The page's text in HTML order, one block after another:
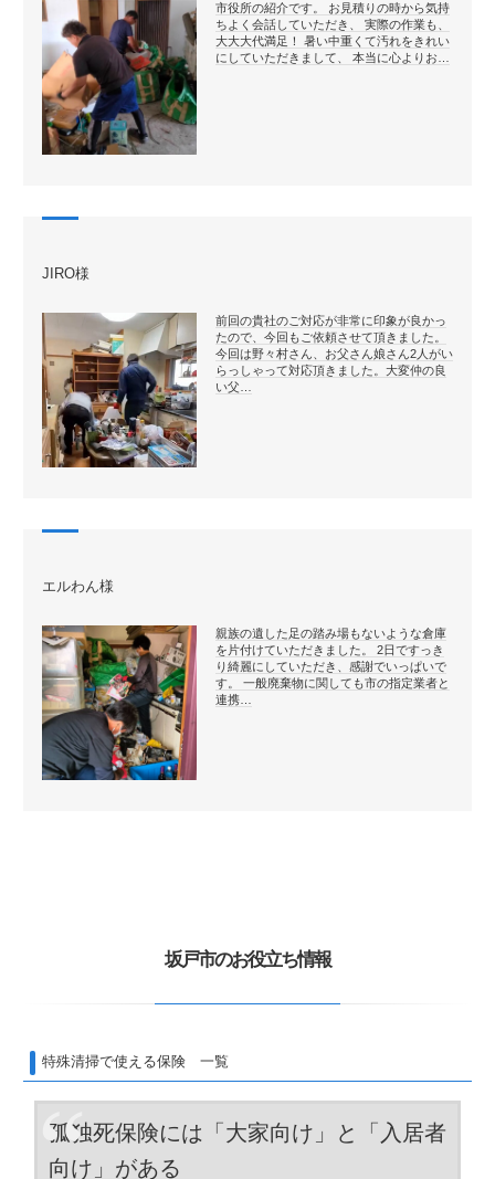
市役所の紹介です。 お見積りの時から気持
ちよく会話していただき、 実際の作業も、
大大大代満足！ 暑い中重くて汚れをきれい
にしていただきまして、 本当に心よりお…
JIRO様
前回の貴社のご対応が非常に印象が良かっ
たので、今回もご依頼させて頂きました。
今回は野々村さん、お父さん娘さん2人がい
らっしゃって対応頂きました。大変仲の良
い父…
エルわん様
親族の遺した足の踏み場もないような倉庫
を片付けていただきました。 2日ですっき
り綺麗にしていただき、感謝でいっぱいで
す。 一般廃棄物に関しても市の指定業者と
連携…
坂戸市のお役立ち情報
特殊清掃で使える保険 一覧
孤独死保険には「大家向け」と「入居者
向け」がある